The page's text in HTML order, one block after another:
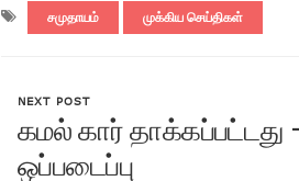
சமுதாயம் முக்கிய செய்திகள்
NEXT POST
கமல் கார் தாக்கப்பட்டது
ஒப்படைப்பு